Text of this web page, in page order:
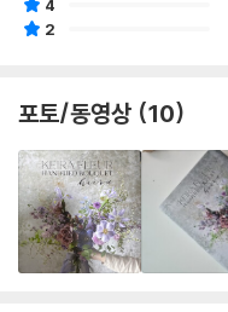
4
2
포토/동영상 (10)